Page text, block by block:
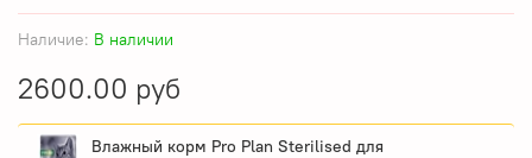
Наличие: В наличии
2600.00 руб
Влажный корм Pro Plan Sterilised для